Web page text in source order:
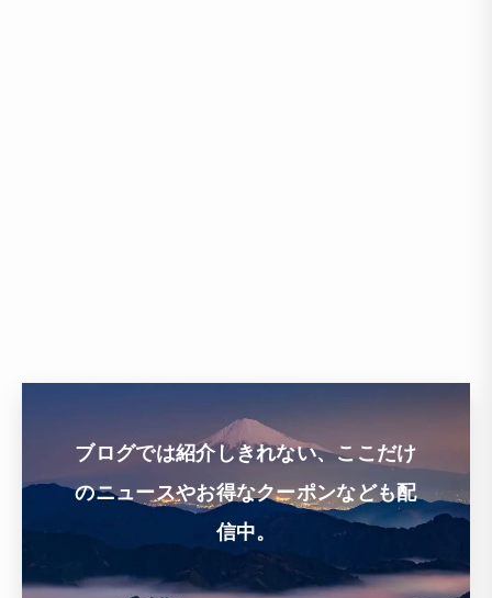
ブログでは紹介しきれない、ここだけ
のニュースやお得なクーポンなども配
信中。